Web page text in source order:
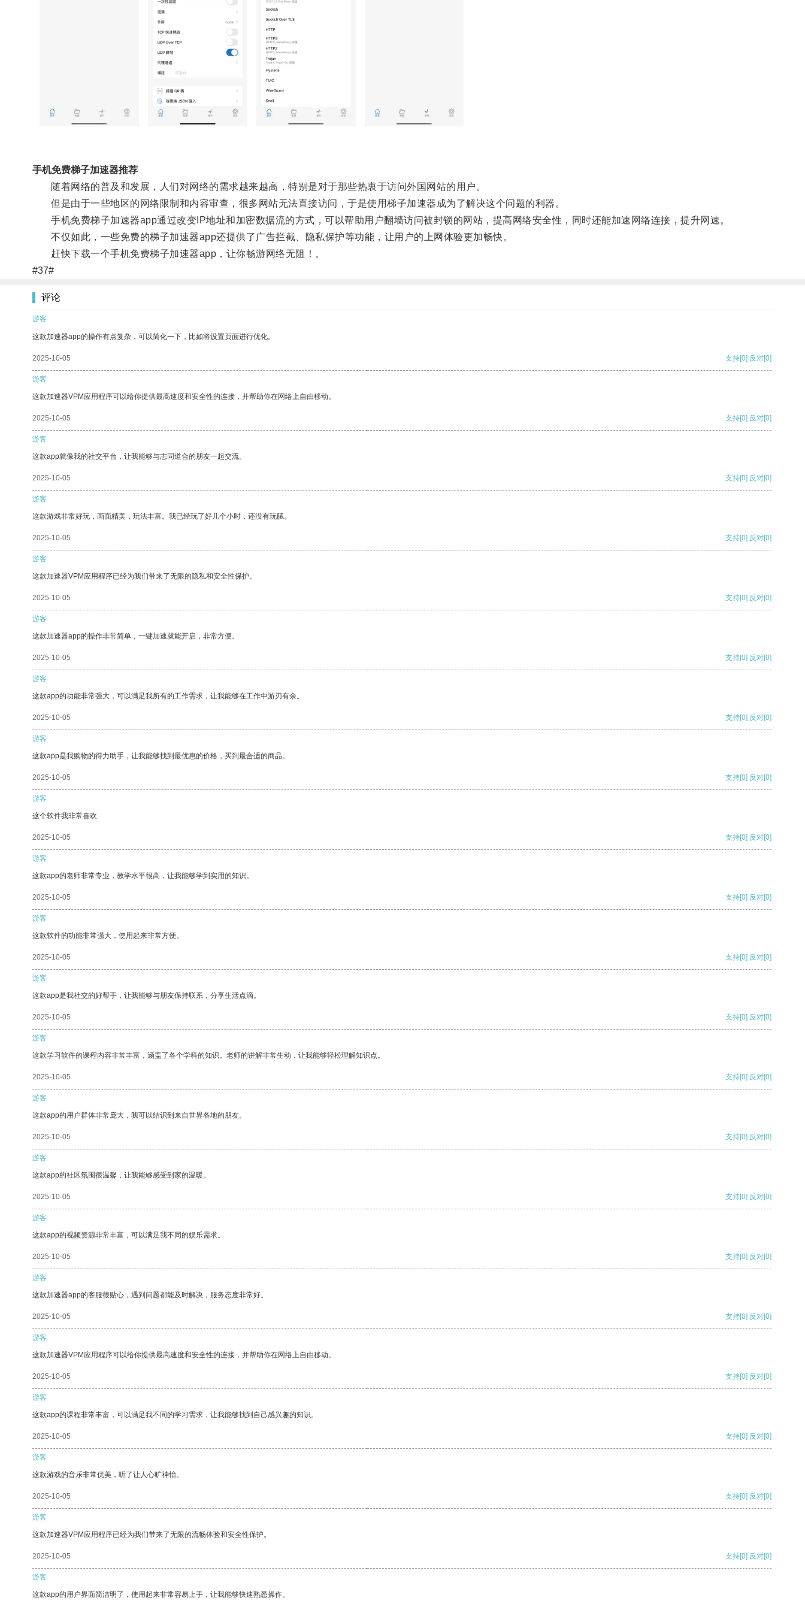
手机免费梯子加速器推荐
随着网络的普及和发展，人们对网络的需求越来越高，特别是对于那些热衷于访问外国网站的用户。
但是由于一些地区的网络限制和内容审查，很多网站无法直接访问，于是使用梯子加速器成为了解决这个问题的利器。
手机免费梯子加速器app通过改变IP地址和加密数据流的方式，可以帮助用户翻墙访问被封锁的网站，提高网络安全性，同时还能加速网络连接，提升网速。
不仅如此，一些免费的梯子加速器app还提供了广告拦截、隐私保护等功能，让用户的上网体验更加畅快。
赶快下载一个手机免费梯子加速器app，让你畅游网络无阻！。
#37#
评论
游客
这款加速器app的操作有点复杂，可以简化一下，比如将设置页面进行优化。
2025-10-05 支持[0] 反对[0]
游客
这款加速器VPM应用程序可以给你提供最高速度和安全性的连接，并帮助你在网络上自由移动。
2025-10-05 支持[0] 反对[0]
游客
这款app就像我的社交平台，让我能够与志同道合的朋友一起交流。
2025-10-05 支持[0] 反对[0]
游客
这款游戏非常好玩，画面精美，玩法丰富。我已经玩了好几个小时，还没有玩腻。
2025-10-05 支持[0] 反对[0]
游客
这款加速器VPM应用程序已经为我们带来了无限的隐私和安全性保护。
2025-10-05 支持[0] 反对[0]
游客
这款加速器app的操作非常简单，一键加速就能开启，非常方便。
2025-10-05 支持[0] 反对[0]
游客
这款app的功能非常强大，可以满足我所有的工作需求，让我能够在工作中游刃有余。
2025-10-05 支持[0] 反对[0]
游客
这款app是我购物的得力助手，让我能够找到最优惠的价格，买到最合适的商品。
2025-10-05 支持[0] 反对[0]
游客
这个软件我非常喜欢
2025-10-05 支持[0] 反对[0]
游客
这款app的老师非常专业，教学水平很高，让我能够学到实用的知识。
2025-10-05 支持[0] 反对[0]
游客
这款软件的功能非常强大，使用起来非常方便。
2025-10-05 支持[0] 反对[0]
游客
这款app是我社交的好帮手，让我能够与朋友保持联系，分享生活点滴。
2025-10-05 支持[0] 反对[0]
游客
这款学习软件的课程内容非常丰富，涵盖了各个学科的知识。老师的讲解非常生动，让我能够轻松理解知识点。
2025-10-05 支持[0] 反对[0]
游客
这款app的用户群体非常庞大，我可以结识到来自世界各地的朋友。
2025-10-05 支持[0] 反对[0]
游客
这款app的社区氛围很温馨，让我能够感受到家的温暖。
2025-10-05 支持[0] 反对[0]
游客
这款app的视频资源非常丰富，可以满足我不同的娱乐需求。
2025-10-05 支持[0] 反对[0]
游客
这款加速器app的客服很贴心，遇到问题都能及时解决，服务态度非常好。
2025-10-05 支持[0] 反对[0]
游客
这款加速器VPM应用程序可以给你提供最高速度和安全性的连接，并帮助你在网络上自由移动。
2025-10-05 支持[0] 反对[0]
游客
这款app的课程非常丰富，可以满足我不同的学习需求，让我能够找到自己感兴趣的知识。
2025-10-05 支持[0] 反对[0]
游客
这款游戏的音乐非常优美，听了让人心旷神怡。
2025-10-05 支持[0] 反对[0]
游客
这款加速器VPM应用程序已经为我们带来了无限的流畅体验和安全性保护。
2025-10-05 支持[0] 反对[0]
游客
这款app的用户界面简洁明了，使用起来非常容易上手，让我能够快速熟悉操作。